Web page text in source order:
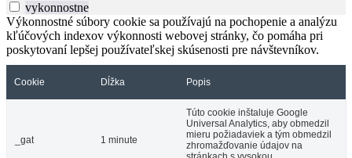
vykonnostne
Výkonnostné súbory cookie sa používajú na pochopenie a analýzu
kľúčových indexov výkonnosti webovej stránky, čo pomáha pri
poskytovaní lepšej používateľskej skúsenosti pre návštevníkov.
Cookie Dĺžka Popis
_gat 1 minute
Túto cookie inštaluje Google
Universal Analytics, aby obmedzil
mieru požiadaviek a tým obmedzil
zhromažďovanie údajov na